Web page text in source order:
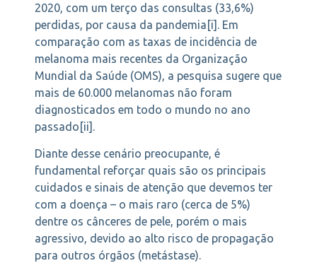
2020, com um terço das consultas (33,6%)
perdidas, por causa da pandemia[i]. Em
comparação com as taxas de incidência de
melanoma mais recentes da Organização
Mundial da Saúde (OMS), a pesquisa sugere que
mais de 60.000 melanomas não foram
diagnosticados em todo o mundo no ano
passado[ii].
Diante desse cenário preocupante, é
fundamental reforçar quais são os principais
cuidados e sinais de atenção que devemos ter
com a doença – o mais raro (cerca de 5%)
dentre os cânceres de pele, porém o mais
agressivo, devido ao alto risco de propagação
para outros órgãos (metástase).